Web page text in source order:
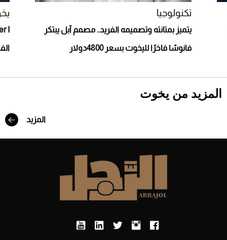
تكنولوجيا
يتميز بمتانته وتصميمه الفريد.. مصمم آبل يبتكر
فانوسًا فاخرًا لليخوت بسعر 4800دولار
المزيد من يخوت
المزيد